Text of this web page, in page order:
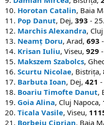
10. Horotan Catalin, Baia
11. Pop Danut, Dej, 393 -
12. Marchis Alexandra,
13. Neamț Doru, Arad, 693
14. Krisan Iuliu, Viseu, 929
15. Makszem Szabolcs,
16. Scurtu Nicolae, Bistrița,
17. Barbuta Ioan, Dej, 421
18. Boariu Timofte Danut,
19. Goia Alina, Cluj Napoca,
20. Ticala Vasile, Viseu,
21. Borbeiu Ciprian, Baia